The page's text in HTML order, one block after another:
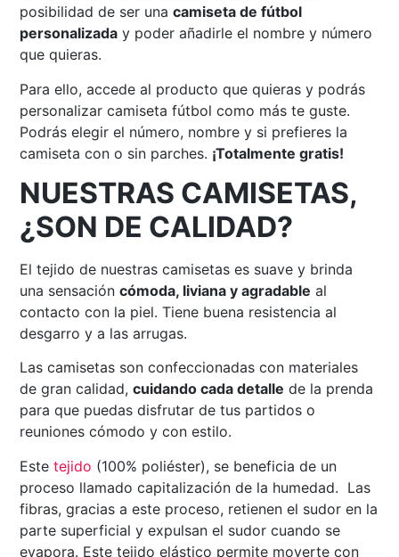
posibilidad de ser unacamiseta de fútbol
personalizada y poder añadirle el nombre y número
que quieras.
Para ello, accede al producto que quieras y podrás
personalizar camiseta fútbol como más te guste.
Podrás elegir el número, nombre y si prefieres la
camiseta con o sin parches. ¡Totalmente gratis!
NUESTRAS CAMISETAS,
¿SON DE CALIDAD?
El tejido de nuestras camisetas es suave y brinda
una sensacióncómoda, liviana y agradable al
contacto con la piel. Tiene buena resistencia al
desgarro y a las arrugas.
Las camisetas son confeccionadas con materiales
de gran calidad,cuidando cada detalle de la prenda
para que puedas disfrutar de tus partidos o
reuniones cómodo y con estilo.
Estetejido (100% poliéster), se beneficia de un
proceso llamado capitalización de la humedad. Las
fibras, gracias a este proceso, retienen el sudor en la
parte superficial y expulsan el sudor cuando se
evapora. Este tejido elástico permite moverte con